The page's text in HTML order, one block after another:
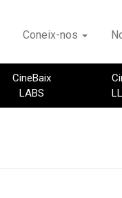
Coneix-nos
CineBaix
LABS